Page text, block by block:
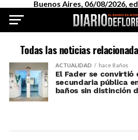
Buenos Aires, 06/08/2026,
Todas las noticias
ACTUALIDAD hace 8 años
El Fader se convirtió
secundaria pública
baños sin distinción